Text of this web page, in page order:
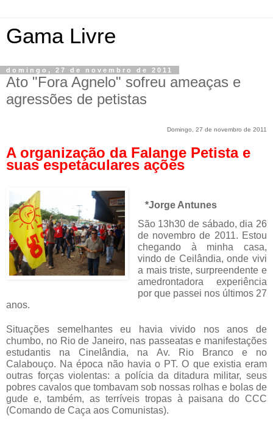
Gama Livre
domingo, 27 de novembro de 2011
Ato "Fora Agnelo" sofreu ameaças e
agressões de petistas
Domingo, 27 de novembro de 2011
A organização da Falange Petista e
suas espetaculares ações
*Jorge Antunes
São 13h30 de sábado, dia 26
de novembro de 2011. Estou
chegando à minha casa,
vindo de Ceilândia, onde vivi
a mais triste, surpreendente e
amedrontadora experiência
por que passei nos últimos 27
anos.
Situações semelhantes eu havia vivido nos anos de
chumbo, no Rio de Janeiro, nas passeatas e manifestações
estudantis na Cinelândia, na Av. Rio Branco e no
Calabouço. Na época não havia o PT. O que existia eram
outras forças violentas: a polícia da ditadura militar, seus
pobres cavalos que tombavam sob nossas rolhas e bolas de
gude e, também, as terríveis tropas à paisana do CCC
(Comando de Caça aos Comunistas).